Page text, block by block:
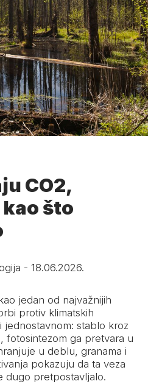
CO2,
što
-18.06.2026.
jedan od najvažnijih
protiv klimatskih
jednostavnom: stablo kroz
fotosintezom ga pretvara u
u deblu, granama i
pokazuju da ta veza
dugo pretpostavljalo.